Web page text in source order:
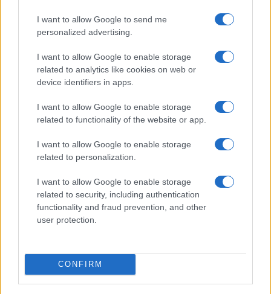
I want to allow Google to send me
personalized advertising.
I want to allow Google to enable storage
related to analytics like cookies on web or
device identifiers in apps.
I want to allow Google to enable storage
related to functionality of the website or app.
I want to allow Google to enable storage
related to personalization.
I want to allow Google to enable storage
related to security, including authentication
functionality and fraud prevention, and other
user protection.
CONFIRM
Več iz kategorije Šport
(VIDEO) Jon Lihteneger
državni prvak
Koroška slavi državne prvake v
pripravljajo sprejem
Sredi noči na 100 kilometrov: v
Črni na Koroškem štartala
Obvestila